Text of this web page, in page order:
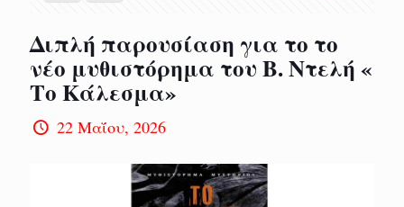
Διπλή παρουσίαση για το το
νέο μυθιστόρημα του Β. Ντελή «
Το Κάλεσμα»
22 Μαΐου, 2026